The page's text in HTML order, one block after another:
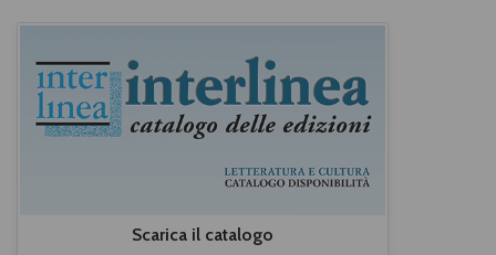
Scarica il catalogo